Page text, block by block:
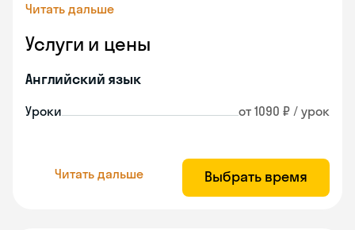
Читать дальше
Услуги и цены
Английский язык
Уроки от 1090 ₽ / урок
Читать дальше Выбрать время